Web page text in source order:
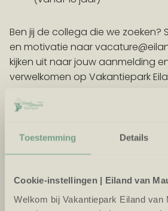
Toestemming Details
Cookie-instellingen | Eiland van
Welkom bij Vakantiepark Eiland van
Ben jij de collega die we zoeken?
en motivatie naar
kijken uit naar jouw aanmelding
verwelkomen op Vakantiepark
Solliciteer direct via Whatsapp!